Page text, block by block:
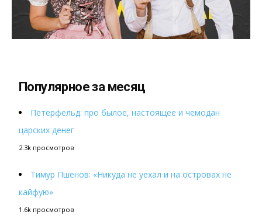
Популярное за месяц
Петерфельд: про былое, настоящее и чемодан
царских денег
2.3k просмотров
Тимур Пшенов: «Никуда не уехал и на островах не
кайфую»
1.6k просмотров